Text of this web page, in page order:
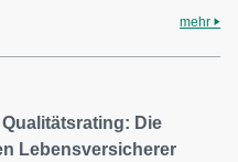
mehr
Qualitätsrating: Die
Lebensversicherer